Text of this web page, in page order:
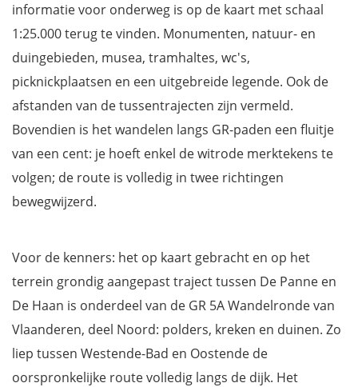
informatie voor onderweg is op de kaart met schaal
1:25.000 terug te vinden. Monumenten, natuur- en
duingebieden, musea, tramhaltes, wc's,
picknickplaatsen en een uitgebreide legende. Ook de
afstanden van de tussentrajecten zijn vermeld.
Bovendien is het wandelen langs GR-paden een fluitje
van een cent: je hoeft enkel de witrode merktekens te
volgen; de route is volledig in twee richtingen
bewegwijzerd.
Voor de kenners: het op kaart gebracht en op het
terrein grondig aangepast traject tussen De Panne en
De Haan is onderdeel van de GR 5A Wandelronde van
Vlaanderen, deel Noord: polders, kreken en duinen. Zo
liep tussen Westende-Bad en Oostende de
oorspronkelijke route volledig langs de dijk. Het